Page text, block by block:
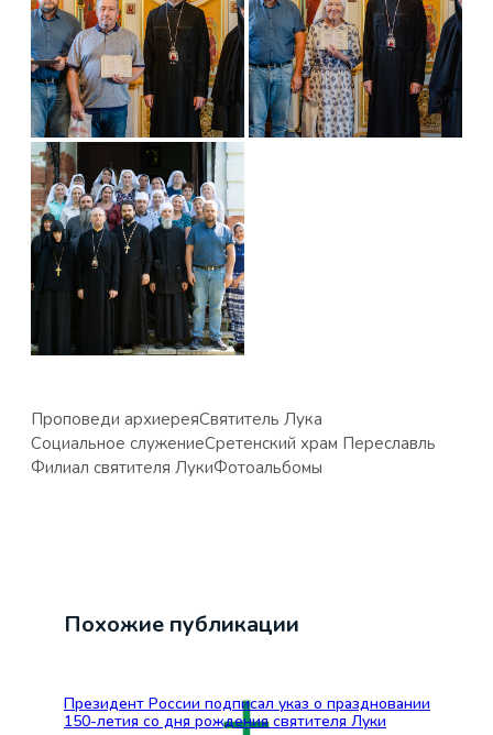
Проповеди архиереяСвятитель Лука
Социальное служениеСретенский храм Переславль
Филиал святителя ЛукиФотоальбомы
Похожие публикации
Президент России подписал указ о праздновании
150-летия со дня рождения святителя Луки